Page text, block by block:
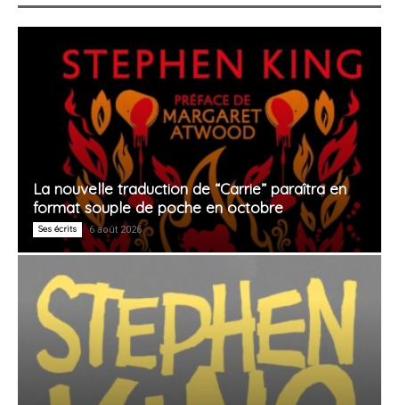
La nouvelle traduction de “Carrie” paraîtra en
format souple de poche en octobre
Ses écrits 6 août 2026